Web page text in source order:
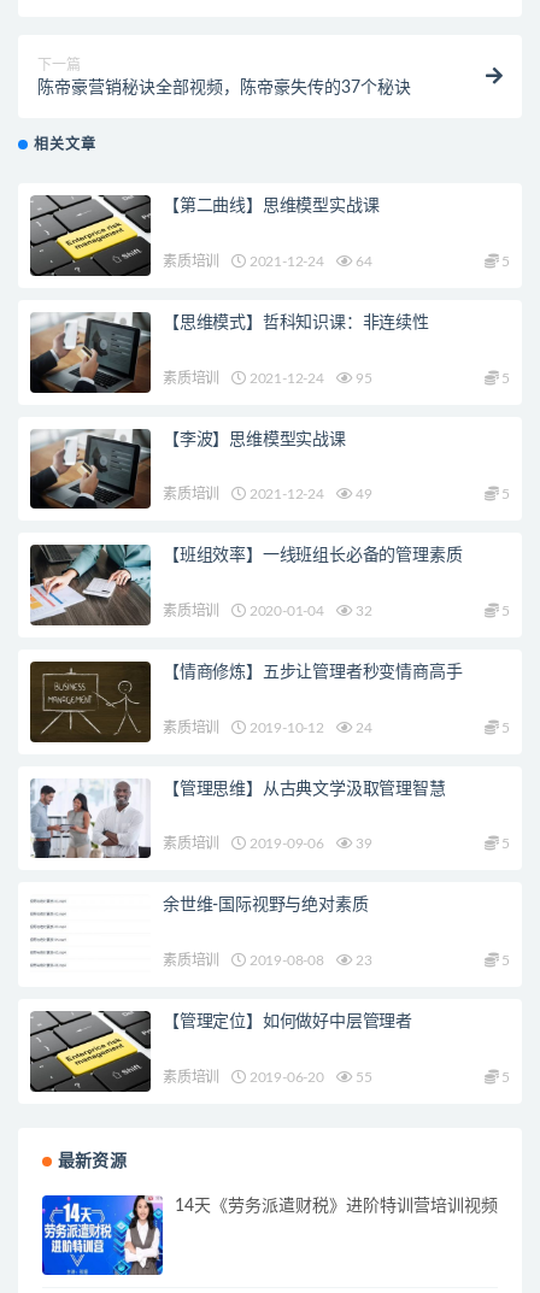
下一篇
陈帝豪营销秘诀全部视频，陈帝豪失传的37个秘诀
相关文章
【第二曲线】思维模型实战课
素质培训 2021-12-24 64 5
【思维模式】哲科知识课：非连续性
素质培训 2021-12-24 95 5
【李波】思维模型实战课
素质培训 2021-12-24 49 5
【班组效率】一线班组长必备的管理素质
素质培训 2020-01-04 32 5
【情商修炼】五步让管理者秒变情商高手
素质培训 2019-10-12 24 5
【管理思维】从古典文学汲取管理智慧
素质培训 2019-09-06 39 5
余世维-国际视野与绝对素质
素质培训 2019-08-08 23 5
【管理定位】如何做好中层管理者
素质培训 2019-06-20 55 5
最新资源
14天《劳务派遣财税》进阶特训营培训视频